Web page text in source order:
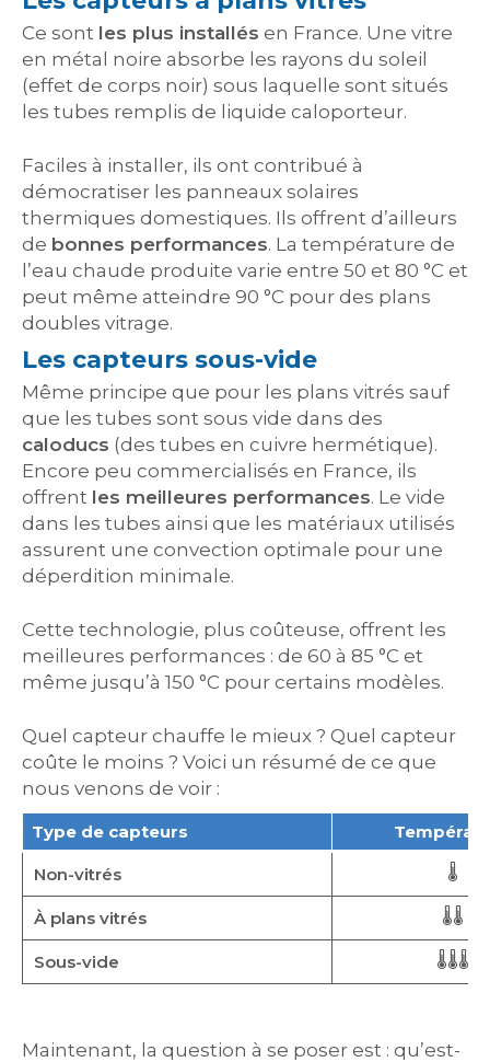
Ce sont les plus installés en France. Une vitre
en métal noire absorbe les rayons du soleil
(effet de corps noir) sous laquelle sont situés
les tubes remplis de liquide caloporteur.
Faciles à installer, ils ont contribué à
démocratiser les panneaux solaires
thermiques domestiques. Ils offrent d’ailleurs
de bonnes performances. La température de
l’eau chaude produite varie entre 50 et 80 °C et
peut même atteindre 90 °C pour des plans
doubles vitrage.
Les capteurs sous-vide
Même principe que pour les plans vitrés sauf
que les tubes sont sous vide dans des
caloducs (des tubes en cuivre hermétique).
Encore peu commercialisés en France, ils
offrent les meilleures performances. Le vide
dans les tubes ainsi que les matériaux utilisés
assurent une convection optimale pour une
déperdition minimale.
Cette technologie, plus coûteuse, offrent les
meilleures performances : de 60 à 85 °C et
même jusqu’à 150 °C pour certains modèles.
Quel capteur chauffe le mieux ? Quel capteur
coûte le moins ? Voici un résumé de ce que
nous venons de voir :
Type de capteurs
Non-vitrés 🌡
À plans vitrés 🌡🌡
Sous-vide 🌡🌡🌡
Maintenant, la question à se poser est : qu’est-